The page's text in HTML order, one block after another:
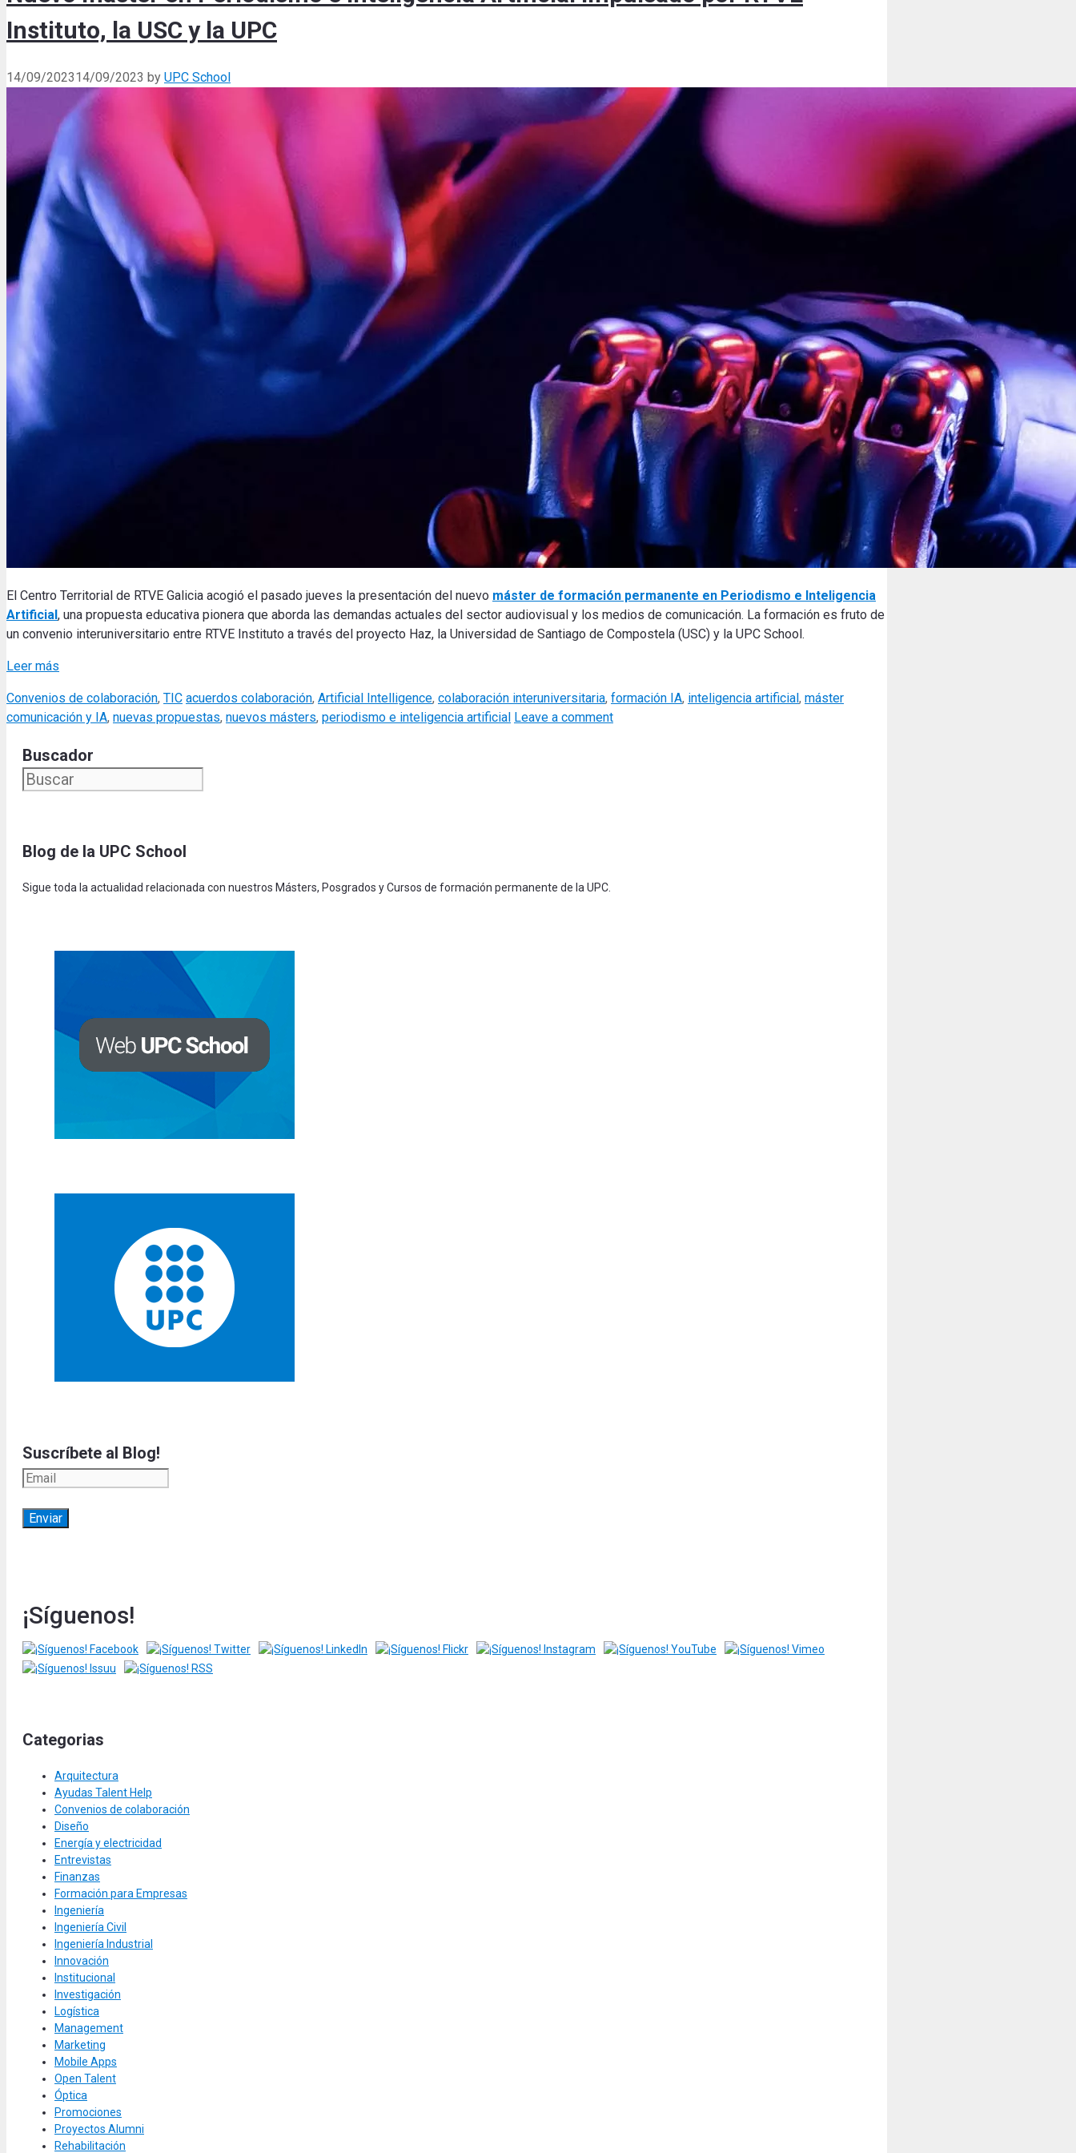
Instituto, la USC y la UPC
14/09/202314/09/2023 by UPC School
El Centro Territorial de RTVE Galicia acogió el pasado jueves la presentación del nuevo máster de formación permanente en Periodismo e Inteligencia
Artificial, una propuesta educativa pionera que aborda las demandas actuales del sector audiovisual y los medios de comunicación. La formación es fruto de
un convenio interuniversitario entre RTVE Instituto a través del proyecto Haz, la Universidad de Santiago de Compostela (USC) y la UPC School.
Leer más
Categories
Convenios de colaboración, TIC Tags
acuerdos colaboración, Artificial Intelligence, colaboración interuniversitaria, formación IA, inteligencia artificial, máster
comunicación y IA, nuevas propuestas, nuevos másters, periodismo e inteligencia artificial Leave a comment
Buscador
Blog de la UPC School
Sigue toda la actualidad relacionada con nuestros Másters, Posgrados y Cursos de formación permanente de la UPC.
Suscríbete al Blog!
¡Síguenos!
Categorias
Arquitectura
Ayudas Talent Help
Convenios de colaboración
Diseño
Energía y electricidad
Entrevistas
Finanzas
Formación para Empresas
Ingeniería
Ingeniería Civil
Ingeniería Industrial
Innovación
Institucional
Investigación
Logística
Management
Marketing
Mobile Apps
Open Talent
Óptica
Promociones
Proyectos Alumni
Rehabilitación